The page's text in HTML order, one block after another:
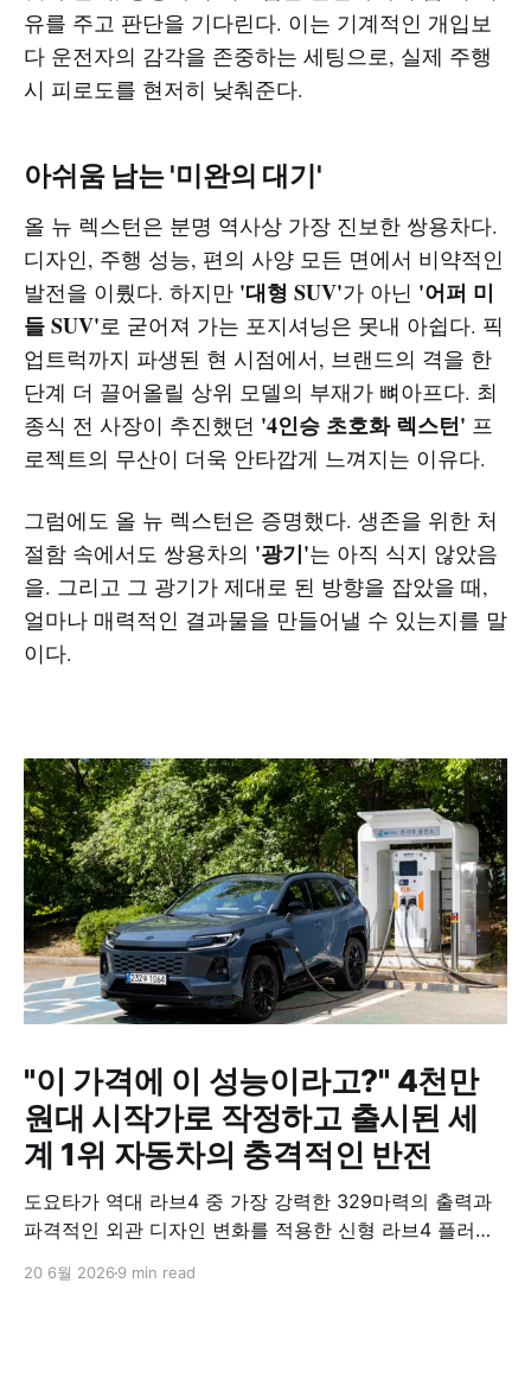
유를 주고 판단을 기다린다. 이는 기계적인 개입보
다 운전자의 감각을 존중하는 세팅으로, 실제 주행
시 피로도를 현저히 낮춰준다.
아쉬움 남는 '미완의 대기'
올 뉴 렉스턴은 분명 역사상 가장 진보한 쌍용차다.
디자인, 주행 성능, 편의 사양 모든 면에서 비약적인
발전을 이뤘다. 하지만 '대형 SUV'가 아닌 '어퍼 미
들 SUV'로 굳어져 가는 포지셔닝은 못내 아쉽다. 픽
업트럭까지 파생된 현 시점에서, 브랜드의 격을 한
단계 더 끌어올릴 상위 모델의 부재가 뼈아프다. 최
종식 전 사장이 추진했던 '4인승 초호화 렉스턴' 프
로젝트의 무산이 더욱 안타깝게 느껴지는 이유다.
그럼에도 올 뉴 렉스턴은 증명했다. 생존을 위한 처
절함 속에서도 쌍용차의 '광기'는 아직 식지 않았음
을. 그리고 그 광기가 제대로 된 방향을 잡았을 때,
얼마나 매력적인 결과물을 만들어낼 수 있는지를 말
이다.
"이 가격에 이 성능이라고?" 4천만
원대 시작가로 작정하고 출시된 세
계 1위 자동차의 충격적인 반전
도요타가 역대 라브4 중 가장 강력한 329마력의 출력과
파격적인 외관 디자인 변화를 적용한 신형 라브4 플러그
충전이 가능하고 전기 모드로만 70km 이상 주행할 수 있
20 6월 2026 9 min read